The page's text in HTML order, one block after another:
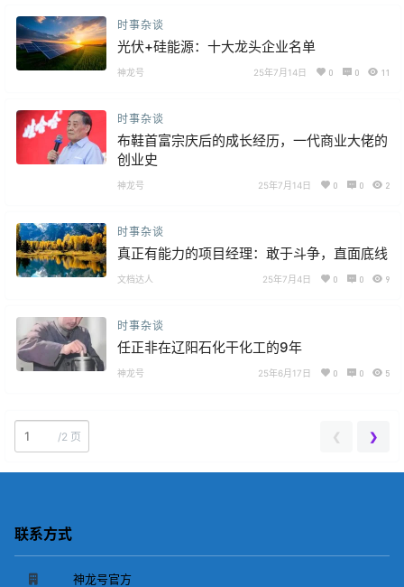
时事杂谈
光伏+硅能源：十大龙头企业名单
神龙号 25年7月14日 0 0 11
时事杂谈
布鞋首富宗庆后的成长经历，一代商业大佬的
创业史
神龙号 25年7月14日 0 0 2
时事杂谈
真正有能力的项目经理：敢于斗争，直面底线
文档达人 25年7月4日 0 0 9
时事杂谈
任正非在辽阳石化干化工的9年
神龙号 25年6月17日 0 0 5
/2 页 ❮ ❯
联系方式
神龙号官方